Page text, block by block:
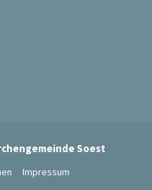
Soest
Impressum